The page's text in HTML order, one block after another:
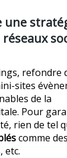
une
refondre
sites
de la
Pour
rien de tel
comme
etc.